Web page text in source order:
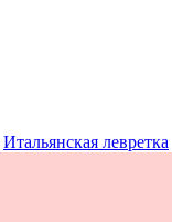
Итальянская левретка